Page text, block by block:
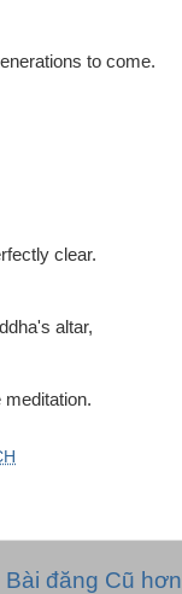
to come.
clear.
altar,
Bài đăng Cũ hơn